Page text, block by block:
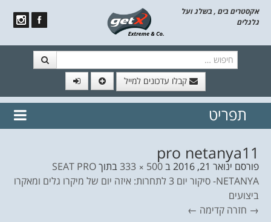
אקסטרים בים , בשלג ועל
גלגלים
קבלו עדכונים למייל
// הצטרף לרשימת תפוצה!
נשמח
תפריט
pro netanya11
פורסם ינואר 21, 2016 ב500 × 333 בתוךSEAT PRO
NETANYA- סיקור יום 3 לתחרות: איזה יום של מיקרו גלים ומאקרו
ביצועים
→ חזרה קדימה ←